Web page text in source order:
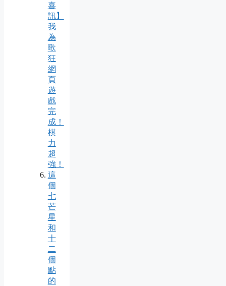
喜
訊】
我
為
歌
狂
網
頁
遊
戲
完
成！
棋
力
超
強！
這
個
七
芒
星
和
十
二
個
點
的